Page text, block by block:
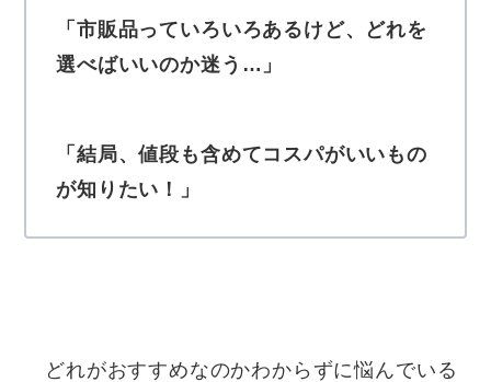
「市販品っていろいろあるけど、どれを
選べばいいのか迷う…」
「結局、値段も含めてコスパがいいもの
が知りたい！」
どれがおすすめなのかわからずに悩んでいる